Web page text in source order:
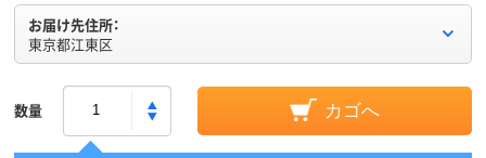
お届け先住所：
東京都江東区
数量 カゴへ